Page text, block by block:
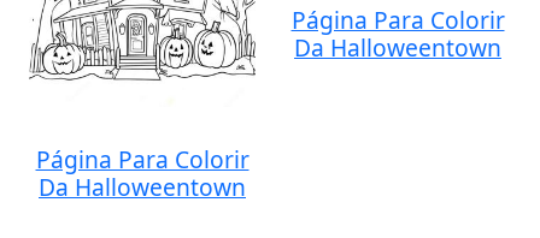
Página Para Colorir
Da Halloweentown
Página Para Colorir
Da Halloweentown